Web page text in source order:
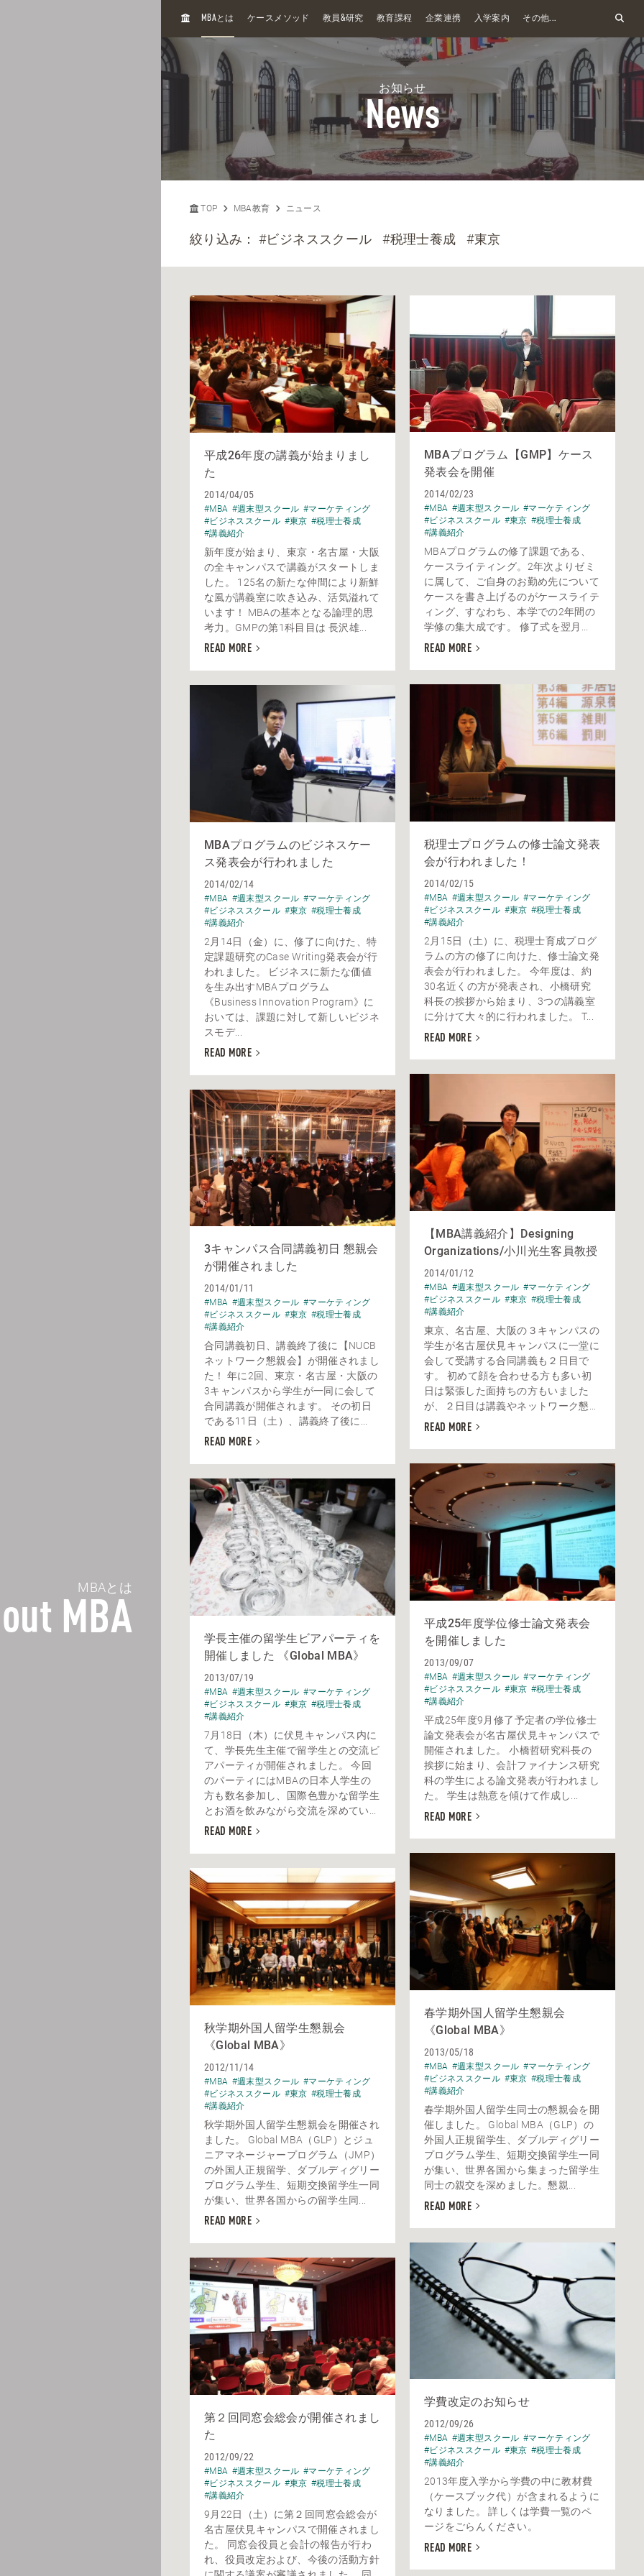
MBAとは
MBA
H
MBAとは ケースメソッド 教員&研究 教育課程 企業連携 入学案内 その他...
お知らせ
News
TOP MBA教育 ニュース
絞り込み：#ビジネススクール #税理士養成 #東京
平成26年度の講義が始まりまし
た
2014/04/05
#MBA #週末型スクール #マーケティング
#ビジネススクール #東京 #税理士養成
#講義紹介
新年度が始まり、東京・名古屋・大阪
の全キャンパスで講義がスタートしま
した。 125名の新たな仲間により新鮮
な風が講義室に吹き込み、活気溢れて
います！ MBAの基本となる論理的思
考力。GMPの第1科目目は 長沢雄...
READ MORE
MBAプログラム【GMP】ケース
発表会を開催
2014/02/23
#MBA #週末型スクール #マーケティング
#ビジネススクール #東京 #税理士養成
#講義紹介
MBAプログラムの修了課題である、
ケースライティング。2年次よりゼミ
に属して、ご自身のお勤め先について
ケースを書き上げるのがケースライテ
ィング、すなわち、本学での2年間の
学修の集大成です。 修了式を翌月...
READ MORE
税理士プログラムの修士論文発表
会が行われました！
2014/02/15
#MBA #週末型スクール #マーケティング
#ビジネススクール #東京 #税理士養成
#講義紹介
2月15日（土）に、税理士育成プログ
ラムの方の修了に向けた、修士論文発
表会が行われました。 今年度は、約
30名近くの方が発表され、小橋研究
科長の挨拶から始まり、3つの講義室
に分けて大々的に行われました。 T...
READ MORE
MBAプログラムのビジネスケー
ス発表会が行われました
2014/02/14
#MBA #週末型スクール #マーケティング
#ビジネススクール #東京 #税理士養成
#講義紹介
2月14日（金）に、修了に向けた、特
定課題研究のCase Writing発表会が行
われました。 ビジネスに新たな価値
を生み出すMBAプログラム
《Business Innovation Program》に
おいては、課題に対して新しいビジネ
スモデ...
READ MORE
【MBA講義紹介】Designing
Organizations/小川光生客員教授
2014/01/12
#MBA #週末型スクール #マーケティング
#ビジネススクール #東京 #税理士養成
#講義紹介
東京、名古屋、大阪の３キャンパスの
学生が名古屋伏見キャンパスに一堂に
会して受講する合同講義も２日目で
す。 初めて顔を合わせる方も多い初
日は緊張した面持ちの方もいました
が、２日目は講義やネットワーク懇...
READ MORE
3キャンパス合同講義初日 懇親会
が開催されました
2014/01/11
#MBA #週末型スクール #マーケティング
#ビジネススクール #東京 #税理士養成
#講義紹介
合同講義初日、講義終了後に【NUCB
ネットワーク懇親会】が開催されまし
た！ 年に2回、東京・名古屋・大阪の
3キャンパスから学生が一同に会して
合同講義が開催されます。 その初日
である11日（土）、講義終了後に...
READ MORE
平成25年度学位修士論文発表会
を開催しました
2013/09/07
#MBA #週末型スクール #マーケティング
#ビジネススクール #東京 #税理士養成
#講義紹介
平成25年度9月修了予定者の学位修士
論文発表会が名古屋伏見キャンパスで
開催されました。 小橋哲研究科長の
挨拶に始まり、会計ファイナンス研究
科の学生による論文発表が行われまし
た。 学生は熱意を傾けて作成し...
READ MORE
学長主催の留学生ビアパーティを
開催しました 《Global MBA》
2013/07/19
#MBA #週末型スクール #マーケティング
#ビジネススクール #東京 #税理士養成
#講義紹介
7月18日（木）に伏見キャンパス内に
て、学長先生主催で留学生との交流ビ
アパーティが開催されました。 今回
のパーティにはMBAの日本人学生の
方も数名参加し、国際色豊かな留学生
とお酒を飲みながら交流を深めてい...
READ MORE
春学期外国人留学生懇親会
《Global MBA》
2013/05/18
#MBA #週末型スクール #マーケティング
#ビジネススクール #東京 #税理士養成
#講義紹介
春学期外国人留学生同士の懇親会を開
催しました。 Global MBA（GLP）の
外国人正規留学生、ダブルディグリー
プログラム学生、短期交換留学生一同
が集い、世界各国から集まった留学生
同士の親交を深めました。懇親...
READ MORE
秋学期外国人留学生懇親会
《Global MBA》
2012/11/14
#MBA #週末型スクール #マーケティング
#ビジネススクール #東京 #税理士養成
#講義紹介
秋学期外国人留学生懇親会を開催され
ました。 Global MBA（GLP）とジュ
ニアマネージャープログラム（JMP）
の外国人正規留学、ダブルディグリー
プログラム学生、短期交換留学生一同
が集い、世界各国からの留学生同...
READ MORE
学費改定のお知らせ
2012/09/26
#MBA #週末型スクール #マーケティング
#ビジネススクール #東京 #税理士養成
#講義紹介
2013年度入学から学費の中に教材費
（ケースブック代）が含まれるように
なりました。 詳しくは学費一覧のペ
ージをごらんください。
READ MORE
第２回同窓会総会が開催されまし
た
2012/09/22
#MBA #週末型スクール #マーケティング
#ビジネススクール #東京 #税理士養成
#講義紹介
9月22日（土）に第２回同窓会総会が
名古屋伏見キャンパスで開催されまし
た。 同窓会役員と会計の報告が行わ
れ、役員改定および、今後の活動方針